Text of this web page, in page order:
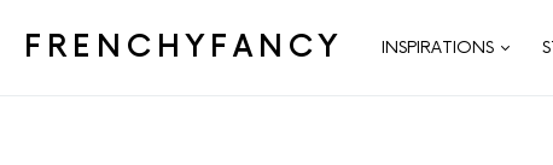
FRENCHYFANCY INSPIRATIONS